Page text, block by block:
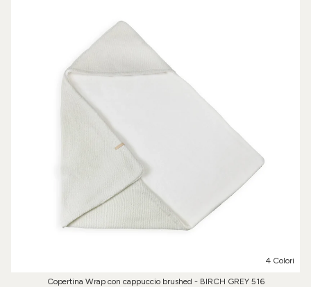
4 Colori
Copertina Wrap con cappuccio brushed - BIRCH GREY 516